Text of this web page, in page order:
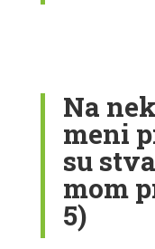
Na
meni
su
mom
5)